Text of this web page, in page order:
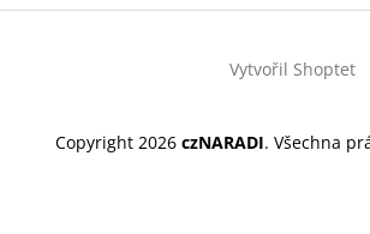
Vytvořil Shoptet
Copyright 2026 czNARADI. Všechna